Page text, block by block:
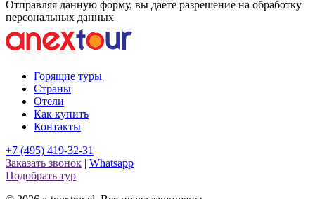
Отправляя данную форму, вы даете разрешение на обработку
персональных данных
Горящие туры
Страны
Отели
Как купить
Контакты
+7 (495) 419-32-31
Заказать звонок | Whatsapp
Подобрать тур